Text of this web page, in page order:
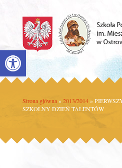
Open toolbar
Strona główna » 2013/2014 »
SZKOLNY DZIEŃ TALENTÓW